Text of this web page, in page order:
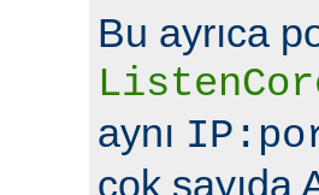
Bu ayrıca
aynı
çok sayıda